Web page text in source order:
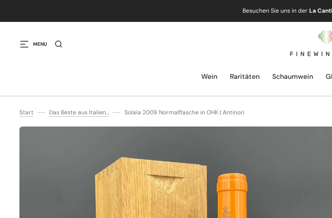
Besuchen Sie uns in derLa
MENU
Wein Raritäten Schaumwein
Start Das Beste aus Italien... Solaia 2009 Normalflasche in OHK | Antinori